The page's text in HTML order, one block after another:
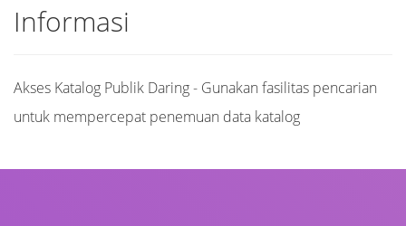
Informasi
Akses Katalog Publik Daring - Gunakan fasilitas pencarian
untuk mempercepat penemuan data katalog